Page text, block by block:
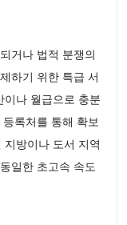
거나 법적 분쟁의
하기 위한 특급 서
나 월급으로 충분
록처를 통해 확보
방이나 도서 지역
일한 초고속 속도